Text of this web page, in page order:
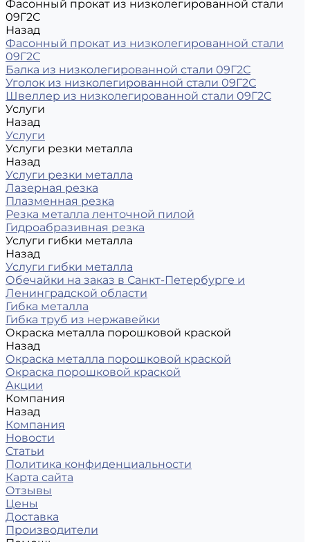
Фасонный прокат из низколегированной стали
09Г2С
Назад
Фасонный прокат из низколегированной стали
09Г2С
Балка из низколегированной стали 09Г2С
Уголок из низколегированной стали 09Г2С
Швеллер из низколегированной стали 09Г2С
Услуги
Назад
Услуги
Услуги резки металла
Назад
Услуги резки металла
Лазерная резка
Плазменная резка
Резка металла ленточной пилой
Гидроабразивная резка
Услуги гибки металла
Назад
Услуги гибки металла
Обечайки на заказ в Санкт-Петербурге и
Ленинградской области
Гибка металла
Гибка труб из нержавейки
Окраска металла порошковой краской
Назад
Окраска металла порошковой краской
Окраска порошковой краской
Акции
Компания
Назад
Компания
Новости
Статьи
Политика конфиденциальности
Карта сайта
Отзывы
Цены
Доставка
Производители